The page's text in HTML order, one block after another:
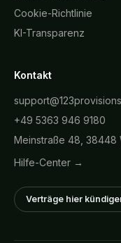
Cookie-Richtlinie
KI-Transparenz
Kontakt
+49 5363 946 9180
Meinstraße 48, 38448
Hilfe-Center →
Verträge hier